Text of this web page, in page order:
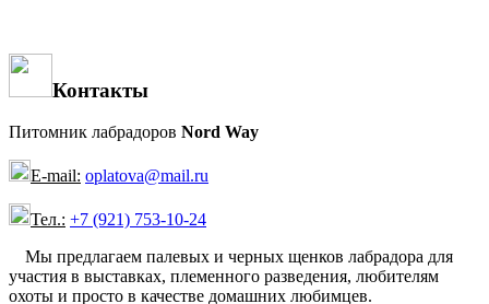
Контакты
Питомник лабрадоров Nord Way
E-mail: oplatova@mail.ru
Тел.: +7 (921) 753-10-24
Мы предлагаем палевых и черных щенков лабрадора для
участия в выставках, племенного разведения, любителям
охоты и просто в качестве домашних любимцев.